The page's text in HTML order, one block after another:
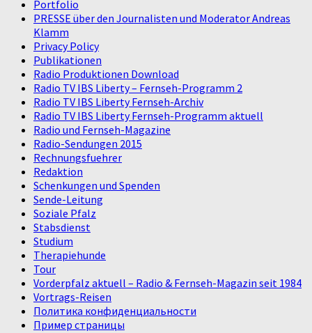
Portfolio
PRESSE über den Journalisten und Moderator Andreas
Klamm
Privacy Policy
Publikationen
Radio Produktionen Download
Radio TV IBS Liberty – Fernseh-Programm 2
Radio TV IBS Liberty Fernseh-Archiv
Radio TV IBS Liberty Fernseh-Programm aktuell
Radio und Fernseh-Magazine
Radio-Sendungen 2015
Rechnungsfuehrer
Redaktion
Schenkungen und Spenden
Sende-Leitung
Soziale Pfalz
Stabsdienst
Studium
Therapiehunde
Tour
Vorderpfalz aktuell – Radio & Fernseh-Magazin seit 1984
Vortrags-Reisen
Политика конфиденциальности
Пример страницы